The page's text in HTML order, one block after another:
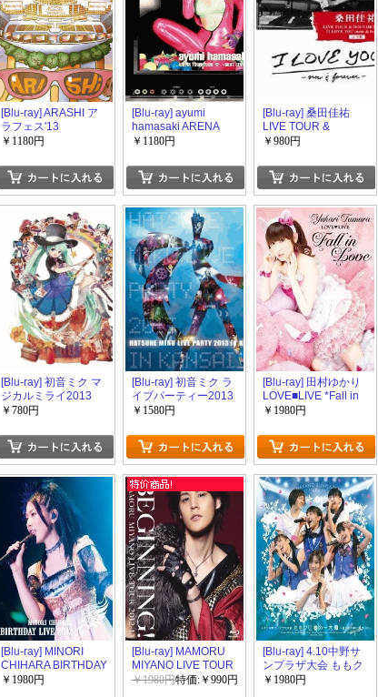
[Blu-ray] ARASHI ア
ラフェス'13
NATIONAL STADIUM
￥1180円
[Blu-ray] ayumi
hamasaki ARENA
TOUR 2009 A(ロゴ)
￥1180円
[Blu-ray] 桑田佳祐
LIVE TOUR &
DOCUMENT FILM「I
forever-」 特典
￥980円
[Blu-ray] 初音ミク マ
ジカルミライ2013
￥780円
[Blu-ray] 初音ミク ラ
イブパーティー2013
in Kansai (ミクパ♪)
￥1580円
[Blu-ray] 田村ゆかり
LOVE■LIVE *Fall in
Love*
￥1980円
[Blu-ray] MINORI
CHIHARA BIRTHDAY
LIVE 2012
￥1980円
[Blu-ray] MAMORU
MIYANO LIVE TOUR
2012-
￥1980円特価:￥990円
[Blu-ray] 4.10中野サ
ンプラザ大会 ももク
ロ春の一大事~眩しさ
￥1980円